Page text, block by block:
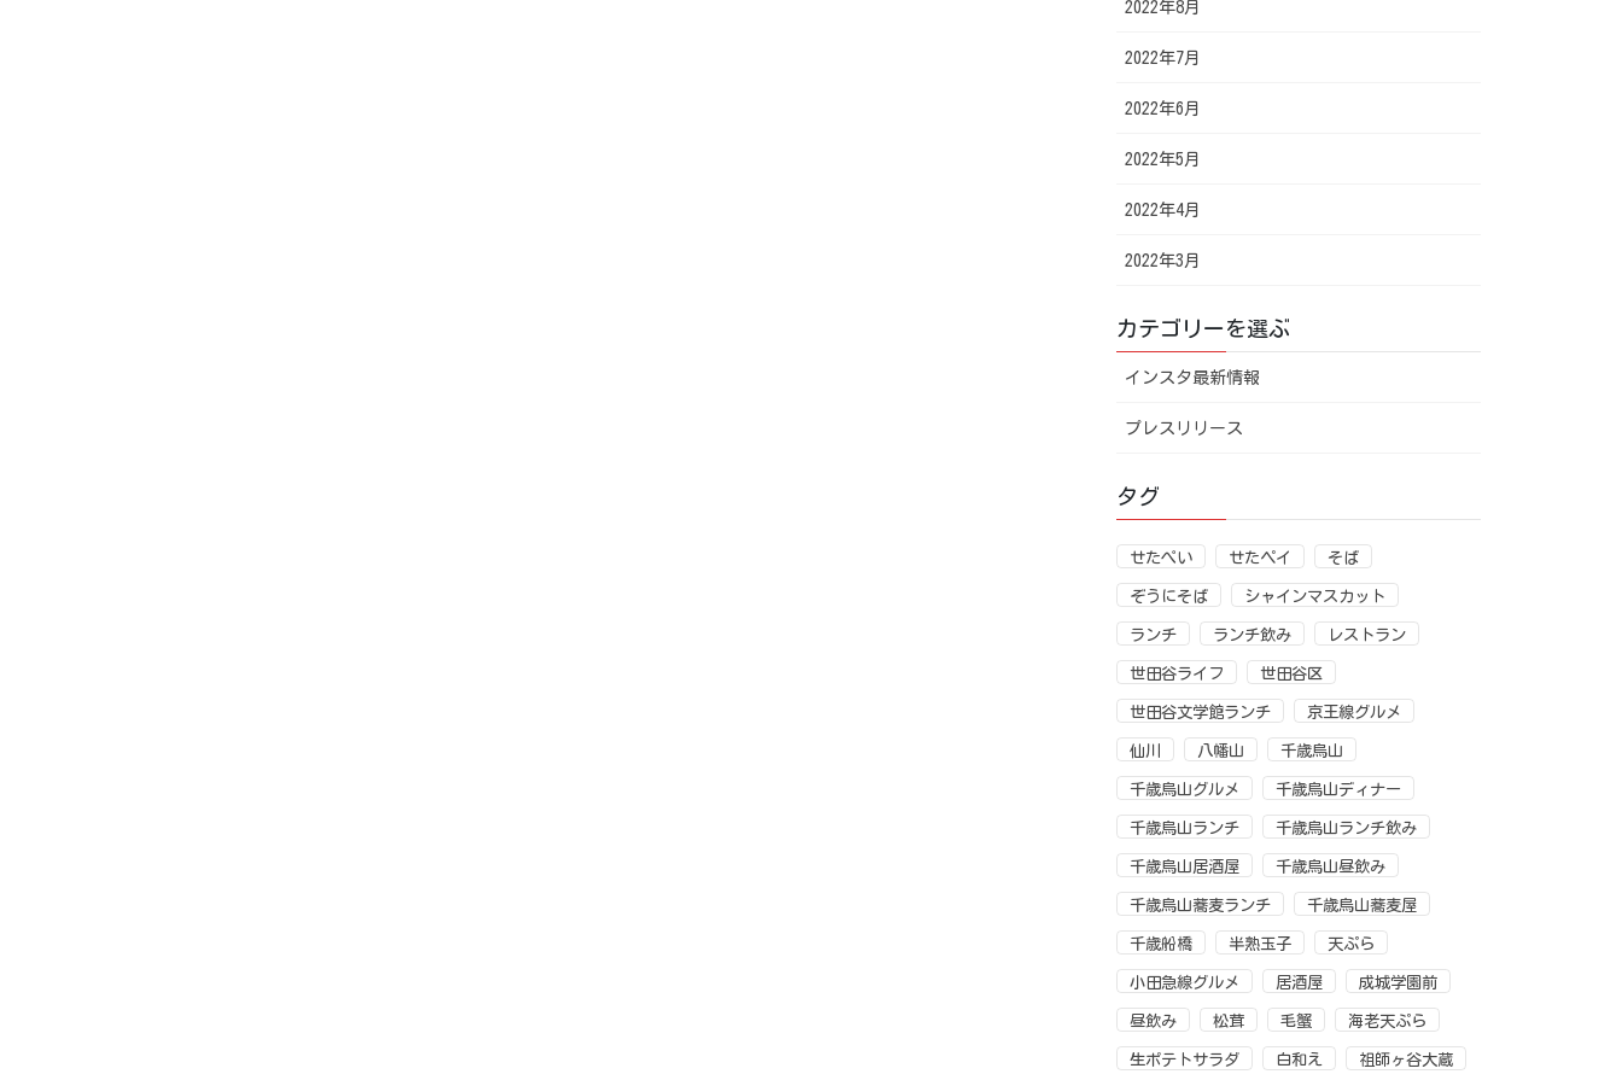
2022年8月
2022年7月
2022年6月
2022年5月
2022年4月
2022年3月
カテゴリーを選ぶ
インスタ最新情報
プレスリリース
タグ
せたぺい せたペイ そば
ぞうにそば シャインマスカット
ランチ ランチ飲み レストラン
世田谷ライフ 世田谷区
世田谷文学館ランチ 京王線グルメ
仙川 八幡山 千歳烏山
千歳烏山グルメ 千歳烏山ディナー
千歳烏山ランチ 千歳烏山ランチ飲み
千歳烏山居酒屋 千歳烏山昼飲み
千歳烏山蕎麦ランチ 千歳烏山蕎麦屋
千歳船橋 半熟玉子 天ぷら
小田急線グルメ 居酒屋 成城学園前
昼飲み 松茸 毛蟹 海老天ぷら
生ポテトサラダ 白和え 祖師ヶ谷大蔵